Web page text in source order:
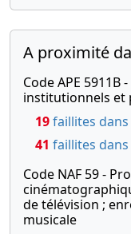
A proximité
Code APE
institutionnels et
19faillites dans
41 faillites
Code NAF 59 -
de télévision ;
musicale